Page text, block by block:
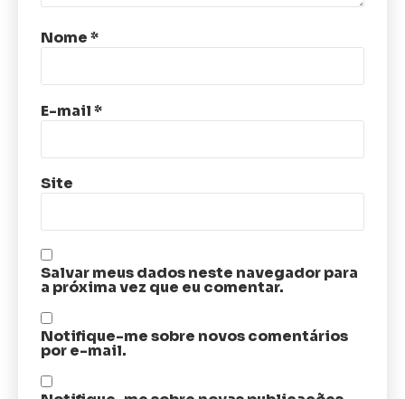
Nome*
E-mail*
Site
Salvar meus dados neste navegador para
a próxima vez que eu comentar.
Notifique-me sobre novos comentários
por e-mail.